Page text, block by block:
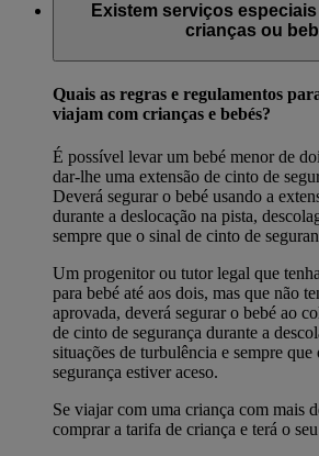
Existem serviços
crianças ou
Quais as regras e regulamentos
viajam com crianças e bebés?
É possível levar um bebé menor de
dar-lhe uma extensão de cinto de
Deverá segurar o bebé usando a
durante a deslocação na pista,
sempre que o sinal de cinto de
Um progenitor ou tutor legal que
para bebé até aos dois, mas que não
aprovada, deverá segurar o bebé ao
de cinto de segurança durante a
situações de turbulência e sempre
segurança estiver aceso.
Se viajar com uma criança com mais
comprar a tarifa de criança e terá o